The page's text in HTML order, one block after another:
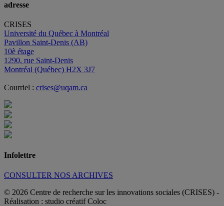
adresse
CRISES
Université du Québec à Montréal
Pavillon Saint-Denis (AB)
10è étage
1290, rue Saint-Denis
Montréal (Québec) H2X 3J7
Courriel : crises@uqam.ca
Infolettre
CONSULTER NOS ARCHIVES
© 2026 Centre de recherche sur les innovations sociales (CRISES) -
Réalisation : studio créatif Coloc